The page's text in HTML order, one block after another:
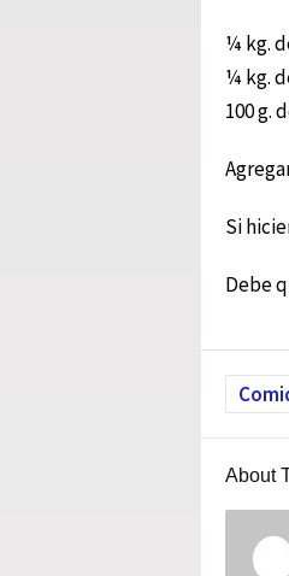
¼ kg.
¼ kg.
100 g.
Si
Debe
About